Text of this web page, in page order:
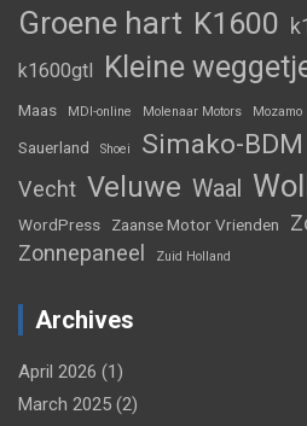
Groene hart K1600
k1600gtl Kleine
Maas MDI-online Molenaar Motors Mozamo
Sauerland Shoei Simako-BDM
Vecht Veluwe Waal
WordPress Zaanse Motor Vrienden
Zonnepaneel
Zuid Holland
Archives
April 2026 (1)
March 2025 (2)